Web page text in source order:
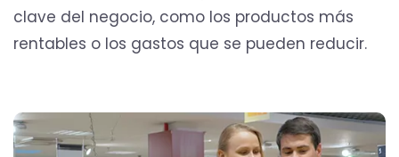
clave del negocio, como los productos más
rentables o los gastos que se pueden reducir.